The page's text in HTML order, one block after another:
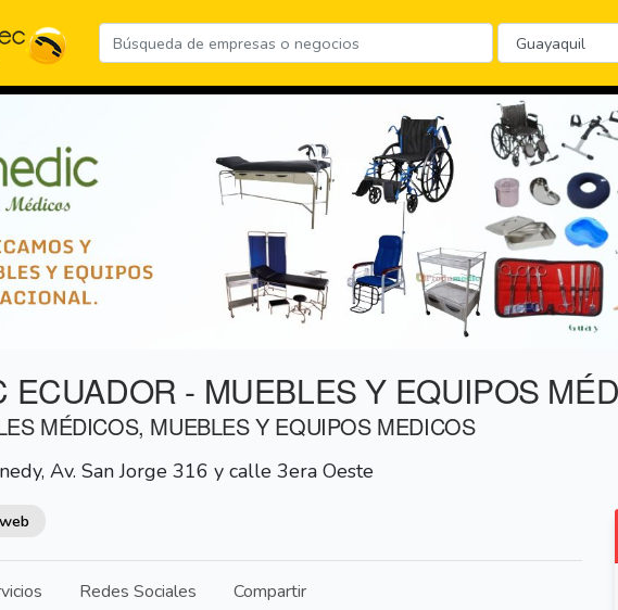
ECUADOR - MUEBLES Y EQUIPOS
MÉDICOS, MUEBLES Y EQUIPOS MEDICOS
Av. San Jorge 316 y calle 3era Oeste
Redes Sociales Compartir